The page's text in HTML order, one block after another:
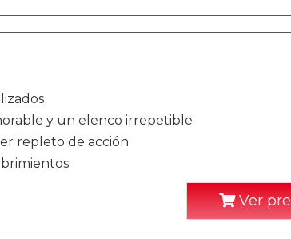
y un elenco irrepetible
repleto de acción
Ver